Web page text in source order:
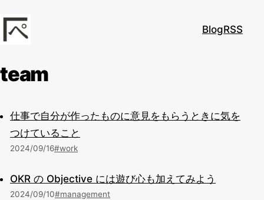
kadoppe.com
BlogRSS
team
仕事で自分が作ったものに意見をもらうときに気を
つけていること
2024/09/16#work
OKR の Objective には遊び心も加えてみよう
2024/09/10#management